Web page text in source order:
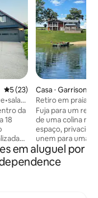
5 de uma avaliação média
5 (23)
da
edifício
Casa ⋅ Garrison
Retiro em praia
espaçoso com 5
colina
Fuja para um
de uma colina no
espaço,
unem para uma
verdadeiramente
com vistas
dias desfrutando
em aluguel por